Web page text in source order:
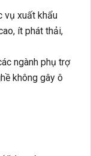
vụ xuất khẩu
ít phát thải,
ngành phụ trợ
không gây ô